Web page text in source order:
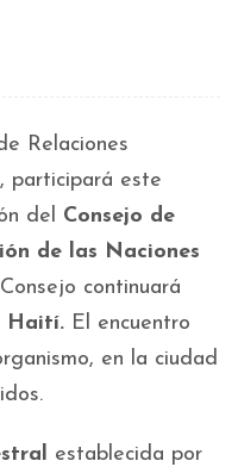
Relaciones
, participará este
del Consejo de
de las Naciones
continuará
Haití. El encuentro
en la ciudad
establecida por